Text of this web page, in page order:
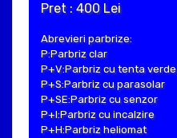
Pret : 400 Lei
Abrevieri parbrize:
P:Parbriz clar
P+V:Parbriz cu tenta verde
P+S:Parbriz cu parasolar
P+SE:Parbriz cu senzor
P+I:Parbriz cu incalzire
P+H:Parbriz heliomat